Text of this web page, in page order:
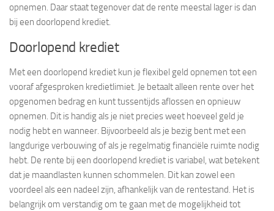
opnemen. Daar staat tegenover dat de rente meestal lager is dan
bij een doorlopend krediet.
Doorlopend krediet
Met een doorlopend krediet kun je flexibel geld opnemen tot een
vooraf afgesproken kredietlimiet. Je betaalt alleen rente over het
opgenomen bedrag en kunt tussentijds aflossen en opnieuw
opnemen. Dit is handig als je niet precies weet hoeveel geld je
nodig hebt en wanneer. Bijvoorbeeld als je bezig bent met een
langdurige verbouwing of als je regelmatig financiële ruimte nodig
hebt. De rente bij een doorlopend krediet is variabel, wat betekent
dat je maandlasten kunnen schommelen. Dit kan zowel een
voordeel als een nadeel zijn, afhankelijk van de rentestand. Het is
belangrijk om verstandig om te gaan met de mogelijkheid tot